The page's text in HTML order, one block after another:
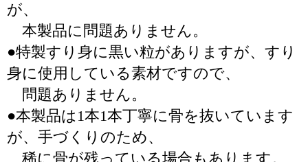
が、
本製品に問題ありません。
●特製すり身に黒い粒がありますが、すり
身に使用している素材ですので、
問題ありません。
●本製品は1本1本丁寧に骨を抜いています
が、手づくりのため、
稀に骨が残っている場合もあります。